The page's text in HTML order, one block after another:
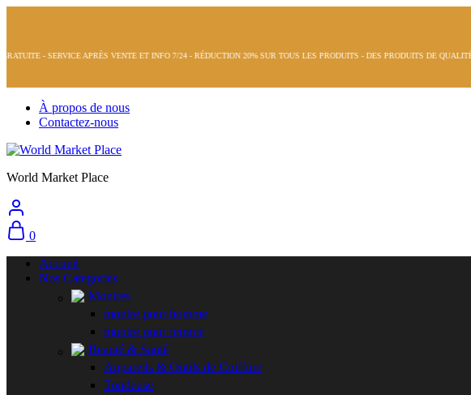
APRÈS VENTE ET INFO 7/24 - RÉDUCTION 20% SUR TOUS LES PRODUITS - DES PRODUITS DE QUALITÉ ORIGINAL
À propos de nous
Contactez-nous
World Market Place
0
Accueil
Nos Categories
Montres
montre pour homme
montre pour femme
Beauté & Santé
Appareils & Outils de Coiffure
Tondeuse